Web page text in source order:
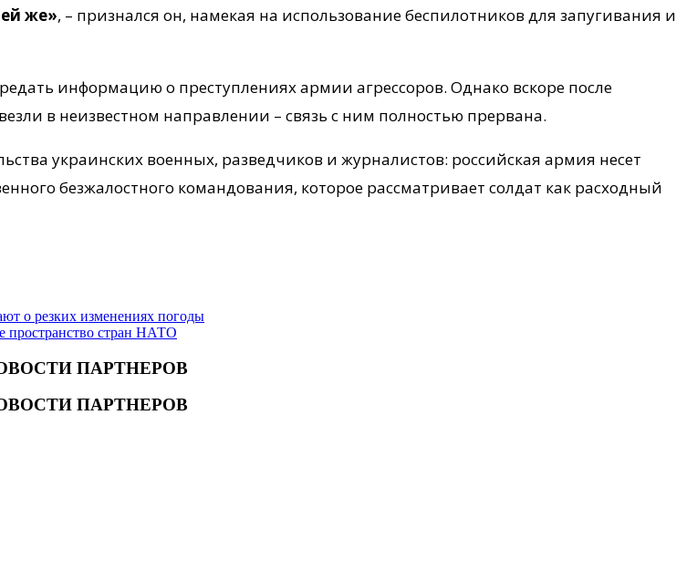
же», – признался он, намекая на использование беспилотников для запугивания и
информацию о преступлениях армии агрессоров. Однако вскоре после
в неизвестном направлении – связь с ним полностью прервана.
украинских военных, разведчиков и журналистов: российская армия несет
безжалостного командования, которое рассматривает солдат как расходный
о резких изменениях погоды
пространство стран НАТО
ПАРТНЕРОВ
ПАРТНЕРОВ